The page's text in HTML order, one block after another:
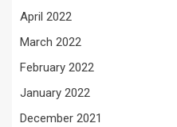
April 2022
March 2022
February 2022
January 2022
December 2021